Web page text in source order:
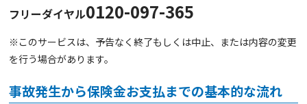
フリーダイヤル0120-097-365
※このサービスは、予告なく終了もしくは中止、または内容の変更
を行う場合があります。
事故発生から保険金お支払までの基本的な流れ